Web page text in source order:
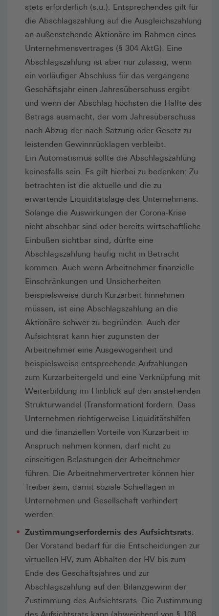
stets erforderlich (s.u.). Entsprechendes gilt für
die Abschlagszahlung auf die Ausgleichszahlung
an außenstehende Aktionäre im Rahmen eines
Unternehmensvertrages (§ 304 AktG). Eine
Abschlagszahlung ist aber nur zulässig, wenn
ein vorläufiger Abschluss für das vergangene
Geschäftsjahr einen Jahresüberschuss ergibt
und wenn der Abschlag höchsten die Hälfte des
Betrags ausmacht, der vom Jahresüberschuss
nach Abzug der nach Satzung oder Gesetz zu
leistenden Gewinnrücklagen verbleibt.
Ein Automatismus sollte die Abschlagszahlung
keinesfalls sein. Es gilt hierbei zu bedenken: Zu
betrachten ist die aktuelle und die zu
erwartende Liquiditätslage des Unternehmens.
Solange die Auswirkungen der Corona-Krise
nicht absehbar sind oder bereits wirtschaftliche
Einbußen sichtbar sind, dürfte eine
Abschlagszahlung häufig nicht in Betracht
kommen. Auch wenn Arbeitnehmer finanzielle
Einschränkungen und Unsicherheiten
beispielsweise durch Kurzarbeit hinnehmen
müssen, ist eine Abschlagszahlung an die
Aktionäre schwer zu begründen. Auch der
Aufsichtsrat kann hier zugunsten der
Arbeitnehmer eine Ausgewogenheit und
beispielsweise entsprechende Aufzahlungen
zum Kurzarbeitergeld und eine Verknüpfung mit
Weiterbildung im Hinblick auf den anstehenden
Strukturwandel (Transformation) fordern. Dass
Unternehmen richtigerweise Liquiditätshilfen
und die finanziellen Vorteile von Kurzarbeit in
Anspruch nehmen können, darf nicht zu
einseitigen Belastungen der Arbeitnehmer
führen. Die Arbeitnehmervertreter können hier
Treiber sein, damit soziale Schieflagen in
Unternehmen und Gesellschaft verhindert
werden.
Zustimmungserfordernis des Aufsichtsrats:
Der Vorstand bedarf für die Entscheidungen zur
virtuellen HV, zum Abhalten der HV bis zum
Ende des Geschäftsjahres und zur
Abschlagszahlung auf den Bilanzgewinn der
Zustimmung des Aufsichtsrats. Die Zustimmung